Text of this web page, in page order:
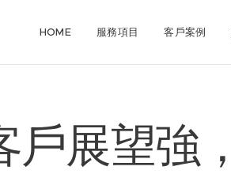
HOME 服務項目 客戶案例
戶展望強